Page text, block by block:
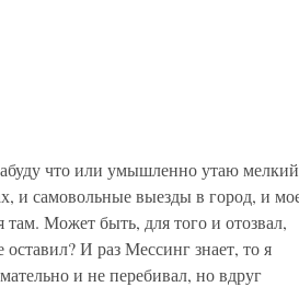
что или умышленно утаю мелкий
и самовольные выезды в город, и
Может быть, для того и отозвал,
И раз Мессинг знает, то я
и не перебивал, но вдруг